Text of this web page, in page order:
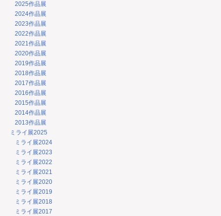
2025作品展
2024作品展
2023作品展
2022作品展
2021作品展
2020作品展
2019作品展
2018作品展
2017作品展
2016作品展
2015作品展
2014作品展
2013作品展
ミライ展2025
ミライ展2024
ミライ展2023
ミライ展2022
ミライ展2021
ミライ展2020
ミライ展2019
ミライ展2018
ミライ展2017